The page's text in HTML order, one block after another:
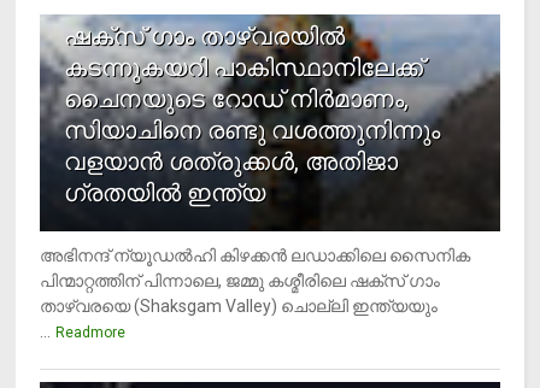
ഷക്സ് ​ഗാം താഴ്‌വരയിൽ
കടന്നുകയറി പാകിസ്ഥാനിലേക്ക്
ചൈനയുടെ റോഡ് നിർമാണം,
സിയാചിനെ രണ്ടു വശത്തുനിന്നും
വളയാൻ ശത്രുക്കൾ, അതിജാ​
ഗ്രതയിൽ ഇന്ത്യ
അഭിനന്ദ് ന്യൂഡൽഹി കിഴക്കൻ ലഡാക്കിലെ സൈനിക
പിന്മാറ്റത്തിന് പിന്നാലെ, ജമ്മു കശ്മീരിലെ ഷക്സ് ​ഗാം
താഴ്‌വരയെ (Shaksgam Valley) ചൊല്ലി ഇന്ത്യയും
... Readmore